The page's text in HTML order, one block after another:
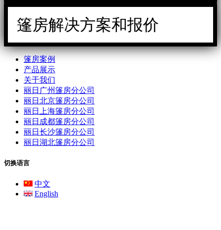
篷房解决方案和报价
篷房案例
产品展示
关于我们
丽日广州篷房分公司
丽日北京篷房分公司
丽日上海篷房分公司
丽日成都篷房分公司
丽日长沙篷房分公司
丽日湖北篷房分公司
切换语言
中文
English